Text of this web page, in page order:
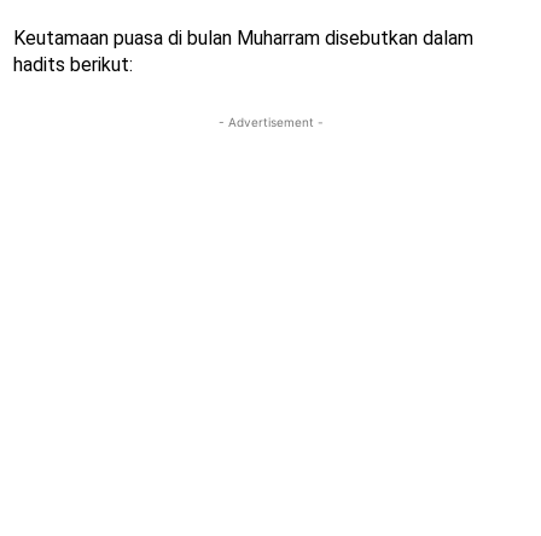
Keutamaan puasa di bulan Muharram disebutkan dalam
hadits berikut:
- Advertisement -